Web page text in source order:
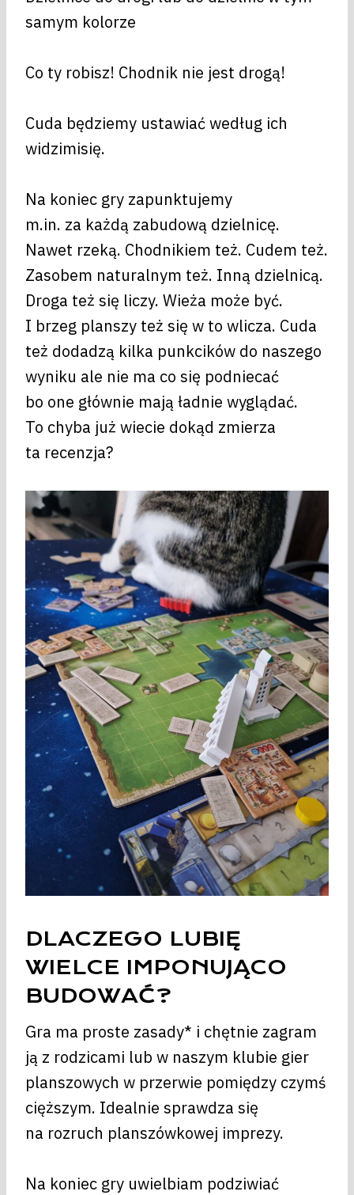
samym kolorze
Co ty robisz! Chodnik nie jest drogą!
Cuda będziemy ustawiać według ich
widzimisię.
Na koniec gry zapunktujemy
m.in. za każdą zabudową dzielnicę.
Nawet rzeką. Chodnikiem też. Cudem też.
Zasobem naturalnym też. Inną dzielnicą.
Droga też się liczy. Wieża może być.
I brzeg planszy też się w to wlicza. Cuda
też dodadzą kilka punkcików do naszego
wyniku ale nie ma co się podniecać
bo one głównie mają ładnie wyglądać.
To chyba już wiecie dokąd zmierza
ta recenzja?
DLACZEGO LUBIĘ
WIELCE IMPONUJĄCO
BUDOWAĆ?
Gra ma proste zasady* i chętnie zagram
ją z rodzicami lub w naszym klubie gier
planszowych w przerwie pomiędzy czymś
cięższym. Idealnie sprawdza się
na rozruch planszówkowej imprezy.
Na koniec gry uwielbiam podziwiać